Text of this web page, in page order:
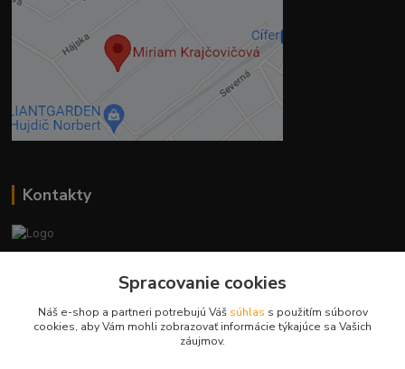
Kontakty
+421 944 394 715
info@krmivamirima.sk
Spracovanie cookies
Náš e-shop a partneri potrebujú Váš súhlas s použitím súborov
cookies, aby Vám mohli zobrazovať informácie týkajúce sa Vašich
záujmov.